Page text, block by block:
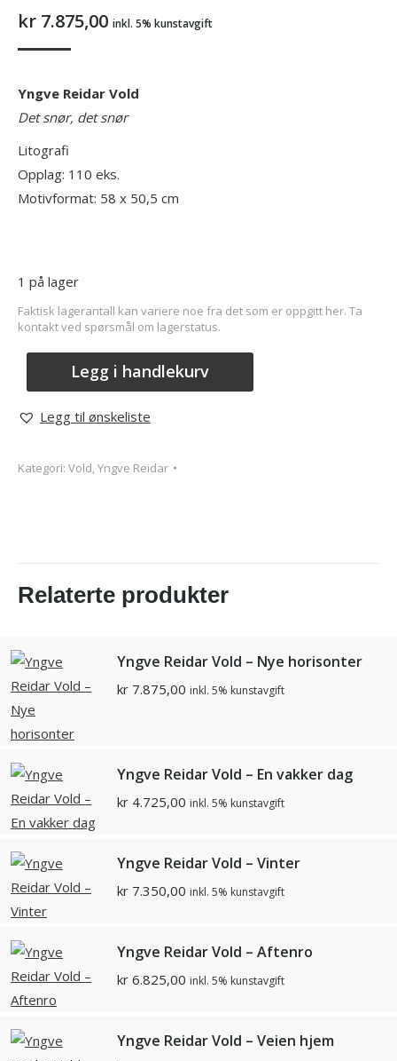
kr 7.875,00 inkl. 5% kunstavgift
Yngve Reidar Vold
Det snør, det snør
Litografi
Opplag: 110 eks.
Motivformat: 58 x 50,5 cm
1 på lager
Faktisk lagerantall kan variere noe fra det som er oppgitt her. Ta
kontakt ved spørsmål om lagerstatus.
Legg i handlekurv
Legg til ønskeliste
Kategori: Vold, Yngve Reidar
Relaterte produkter
Yngve Reidar Vold – Nye horisonter
kr 7.875,00 inkl. 5% kunstavgift
Yngve Reidar Vold – En vakker dag
kr 4.725,00 inkl. 5% kunstavgift
Yngve Reidar Vold – Vinter
kr 7.350,00 inkl. 5% kunstavgift
Yngve Reidar Vold – Aftenro
kr 6.825,00 inkl. 5% kunstavgift
Yngve Reidar Vold – Veien hjem